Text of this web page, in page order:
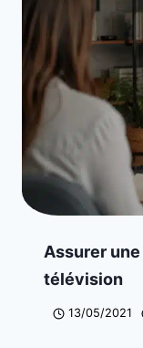
Assurer
télévision
13/05/2021